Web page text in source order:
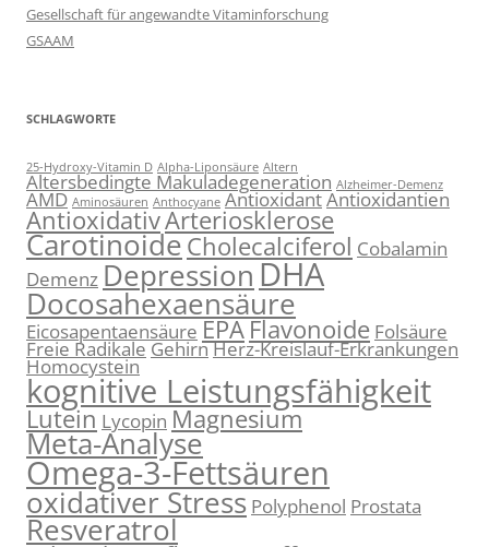
Gesellschaft für angewandte Vitaminforschung
GSAAM
SCHLAGWORTE
25-Hydroxy-Vitamin D Alpha-Liponsäure Altern
Altersbedingte Makuladegeneration Alzheimer-Demenz
AMD Aminosäuren Anthocyane AntioxidantAntioxidantien
AntioxidativArteriosklerose
CarotinoideCholecalciferol Cobalamin
Demenz DepressionDHA
Docosahexaensäure
Eicosapentaensäure EPAFlavonoide Folsäure
Freie RadikaleGehirnHerz-Kreislauf-Erkrankungen
Homocystein
kognitive Leistungsfähigkeit
Lutein Lycopin Magnesium
Meta-Analyse
Omega-3-Fettsäuren
oxidativer Stress Polyphenol Prostata
Resveratrol